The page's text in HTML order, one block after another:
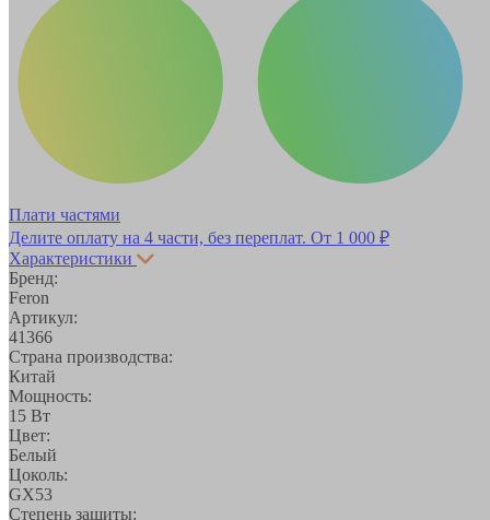
Плати частями
Делите оплату на 4 части, без переплат. От 1 000 ₽
Характеристики
Бренд:
Feron
Артикул:
41366
Страна производства:
Китай
Мощность:
15 Вт
Цвет:
Белый
Цоколь:
GX53
Степень защиты: